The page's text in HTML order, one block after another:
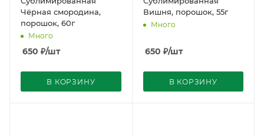
Чёрная смородина,
порошок, 60г
Много
650 ₽/шт
В КОРЗИНУ
Вишня, порошок, 55г
Много
650 ₽/шт
В КОРЗИНУ